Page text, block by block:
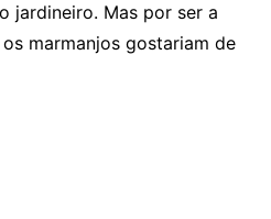
jardineiro. Mas por ser a
marmanjos gostariam de